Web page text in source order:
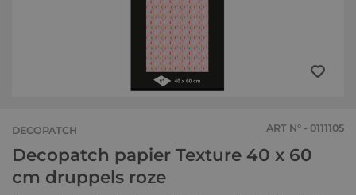
DECOPATCH ART N° - 0111105
Decopatch papier Texture 40 x 60
cm druppels roze